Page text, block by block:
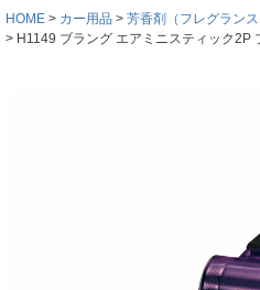
HOME
カー用品 芳香剤（フレグランス
H1149 ブラング エアミニスティック2P